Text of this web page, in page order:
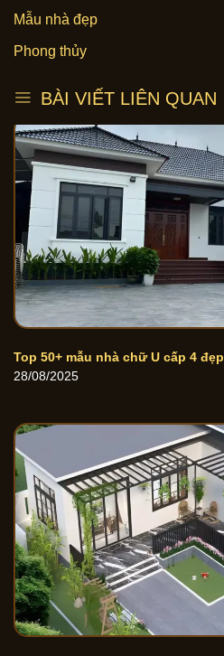
Mẫu nhà đẹp
Phong thủy
BÀI VIẾT LIÊN QUAN
Top 50+ mẫu nhà chữ U cấp 4
28/08/2025